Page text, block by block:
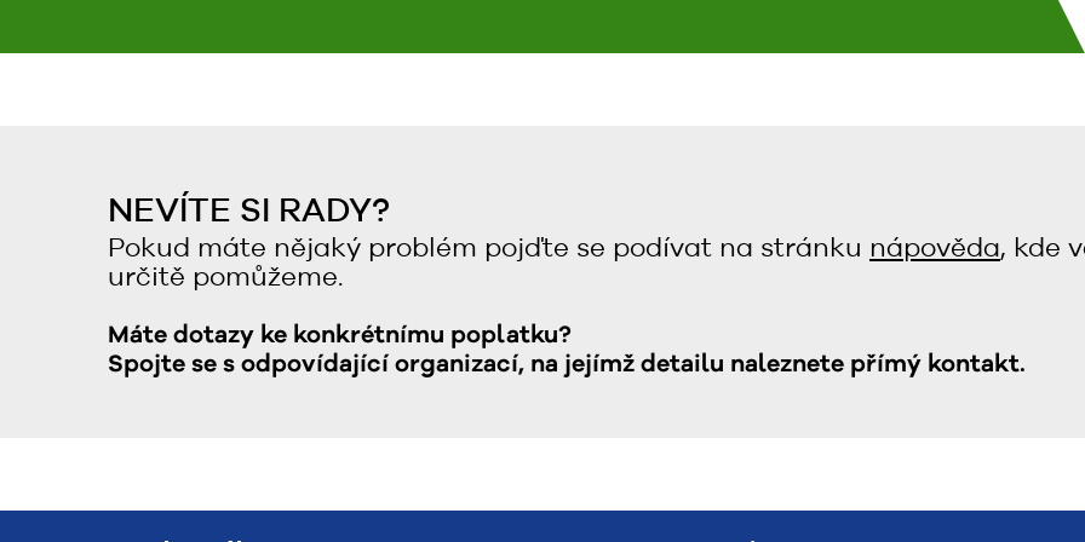
NEVÍTE SI RADY?
Pokud máte nějaký problém pojďte se podívat na stránku nápověda, kde
určitě pomůžeme.
Máte dotazy ke konkrétnímu poplatku?
Spojte se s odpovídající organizací, na jejímž detailu naleznete přímý kontakt.